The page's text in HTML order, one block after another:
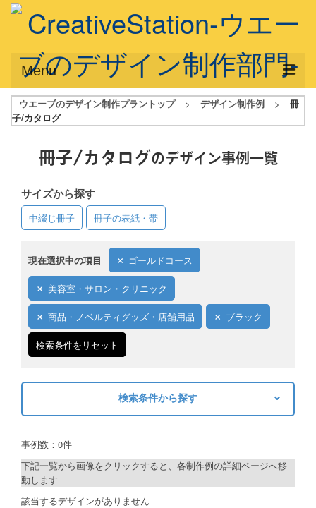
Menu
サービス概要
デザインアシスト
フルデザイン
データ修正
写真からイラスト作成
デザイン制作例
ご利用料金
ご利用ガイド
ご注文方法について
FAQ（よくあるご質問）
資料をダウンロード
ウエーブのデザイン制作プラントップ > デザイン制作例 >
冊
子/カタログ
冊子/カタログのデザイン事例一覧
サイズから探す
中綴じ冊子 冊子の表紙・帯
現在選択中の項目 ゴールドコース
美容室・サロン・クリニック
商品・ノベルティグッズ・店舗用品 ブラック
検索条件をリセット
検索条件から探す
制作プランで探す
事例数：0件
下記一覧から画像をクリックすると、各制作例の詳細ページへ移
動します
該当するデザインがありません